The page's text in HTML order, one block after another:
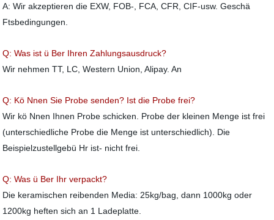
A: Wir akzeptieren die EXW, FOB-, FCA, CFR, CIF-usw. Geschä
Ftsbedingungen.
Q: Was ist ü Ber Ihren Zahlungsausdruck?
Wir nehmen TT, LC, Western Union, Alipay. An
Q: Kö Nnen Sie Probe senden? Ist die Probe frei?
Wir kö Nnen Ihnen Probe schicken. Probe der kleinen Menge ist frei
(unterschiedliche Probe die Menge ist unterschiedlich). Die
Beispielzustellgebü Hr ist- nicht frei.
Q: Was ü Ber Ihr verpackt?
Die keramischen reibenden Media: 25kg/bag, dann 1000kg oder
1200kg heften sich an 1 Ladeplatte.